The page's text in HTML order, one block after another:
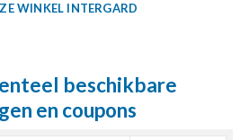
WINKEL INTERGARD
beschikbare
en coupons